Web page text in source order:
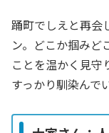
踊町でしえと再会
ン。どこか掴みど
ことを温かく見守
すっかり馴染んで